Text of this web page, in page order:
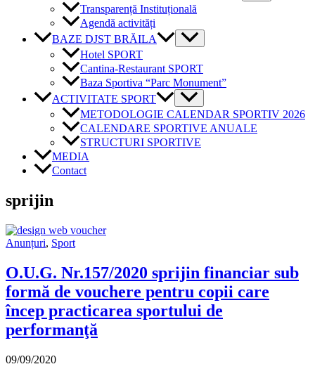
Transparență Instituțională
Agendă activități
BAZE DJST BRĂILA
Hotel SPORT
Cantina-Restaurant SPORT
Baza Sportiva “Parc Monument”
ACTIVITATE SPORT
METODOLOGIE CALENDAR SPORTIV 2026
CALENDARE SPORTIVE ANUALE
STRUCTURI SPORTIVE
MEDIA
Contact
sprijin
Anunțuri, Sport
O.U.G. Nr.157/2020 sprijin financiar sub
formă de vouchere pentru copii care
încep practicarea sportului de
performanţă
09/09/2020